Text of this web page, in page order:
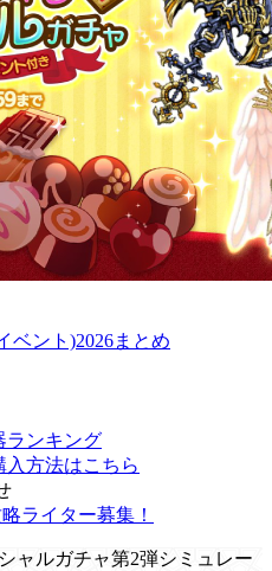
ベント)2026まとめ
ランキング
方法はこちら
ライター募集！
ャルガチャ第2弾シミュレー